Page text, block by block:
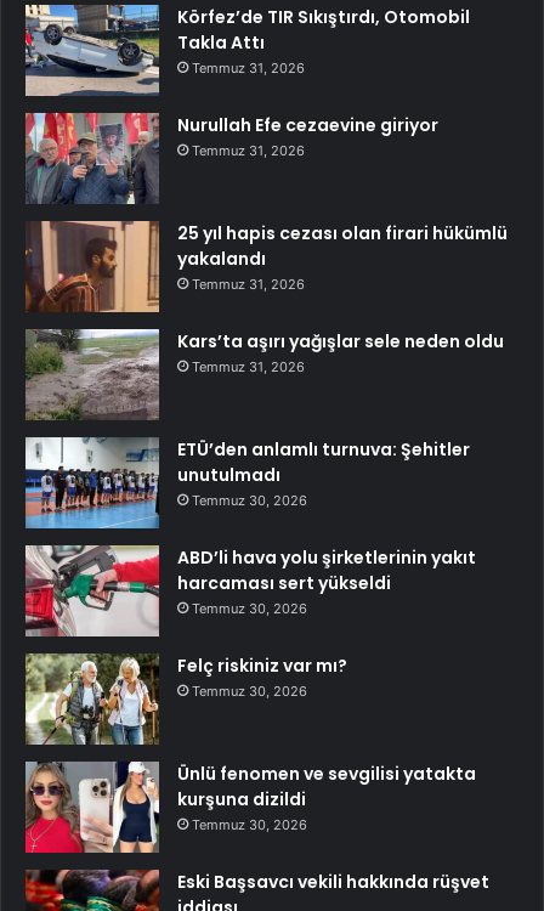
Körfez’de TIR Sıkıştırdı, Otomobil
Takla Attı
Temmuz 31, 2026
Nurullah Efe cezaevine giriyor
Temmuz 31, 2026
25 yıl hapis cezası olan firari hükümlü
yakalandı
Temmuz 31, 2026
Kars’ta aşırı yağışlar sele neden oldu
Temmuz 31, 2026
ETÜ’den anlamlı turnuva: Şehitler
unutulmadı
Temmuz 30, 2026
ABD’li hava yolu şirketlerinin yakıt
harcaması sert yükseldi
Temmuz 30, 2026
Felç riskiniz var mı?
Temmuz 30, 2026
Ünlü fenomen ve sevgilisi yatakta
kurşuna dizildi
Temmuz 30, 2026
Eski Başsavcı vekili hakkında rüşvet